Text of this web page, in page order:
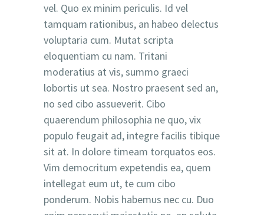
vel. Quo ex minim periculis. Id vel
tamquam rationibus, an habeo delectus
voluptaria cum. Mutat scripta
eloquentiam cu nam. Tritani
moderatius at vis, summo graeci
lobortis ut sea. Nostro praesent sed an,
no sed cibo assueverit. Cibo
quaerendum philosophia ne quo, vix
populo feugait ad, integre facilis tibique
sit at. In dolore timeam torquatos eos.
Vim democritum expetendis ea, quem
intellegat eum ut, te cum cibo
ponderum. Nobis habemus nec cu. Duo